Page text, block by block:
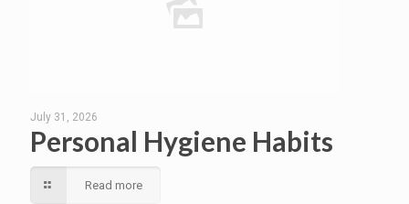
July 31, 2026
Personal Hygiene Habits
Read more